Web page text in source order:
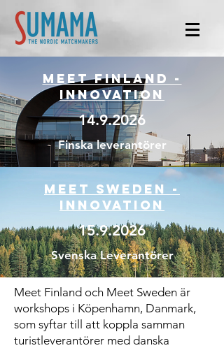
Meet Finland -
Innovation
14.9.2026
Finska leverantörer
Meet SWEDEN -
innovation
15.9.2026
Svenska Leverantörer
Meet Finland och Meet Sweden är
workshops i Köpenhamn, Danmark,
som syftar till att koppla samman
turistleverantörer med danska